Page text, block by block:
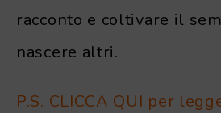
racconto e coltivare il
nascere altri.
P.S. CLICCA QUI per